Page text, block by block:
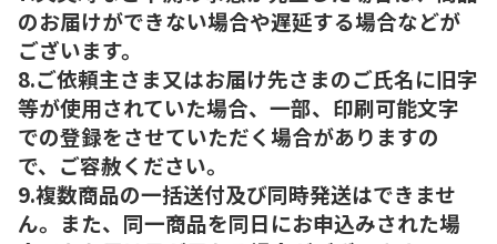
のお届けができない場合や遅延する場合などが
ございます。
8.ご依頼主さま又はお届け先さまのご氏名に旧字
等が使用されていた場合、一部、印刷可能文字
での登録をさせていただく場合がありますの
で、ご容赦ください。
9.複数商品の一括送付及び同時発送はできませ
ん。また、同一商品を同日にお申込みされた場